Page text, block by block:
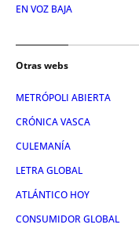
EN VOZ BAJA
Otras webs
METRÓPOLI ABIERTA
CRÓNICA VASCA
CULEMANÍA
LETRA GLOBAL
ATLÁNTICO HOY
CONSUMIDOR GLOBAL